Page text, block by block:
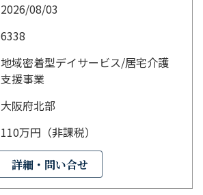
2026/08/03
6338
地域密着型デイサービス/居宅介護
支援事業
大阪府北部
110万円（非課税）
詳細・問い合せ